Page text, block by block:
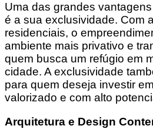
Uma das grandes
é a sua exclusividade. Com
residenciais, o
ambiente mais privativo e
quem busca um refúgio em
cidade. A exclusividade
para quem deseja investir
valorizado e com alto
Arquitetura e Design